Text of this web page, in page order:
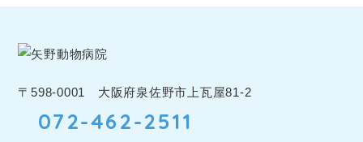
〒598-0001 大阪府泉佐野市上瓦屋81-2
072-462-2511